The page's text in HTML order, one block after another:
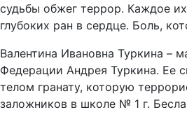
судьбы обжег террор. Каждое
глубоких ран в сердце. Боль,
Валентина Ивановна Туркина –
Федерации Андрея Туркина. Ее
телом гранату, которую
заложников в школе № 1 г.